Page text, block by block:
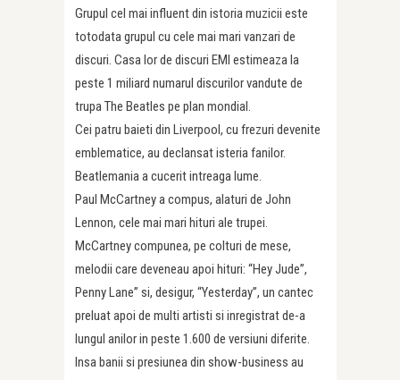
Grupul cel mai influent din istoria muzicii este
totodata grupul cu cele mai mari vanzari de
discuri. Casa lor de discuri EMI estimeaza la
peste 1 miliard numarul discurilor vandute de
trupa The Beatles pe plan mondial.
Cei patru baieti din Liverpool, cu frezuri devenite
emblematice, au declansat isteria fanilor.
Beatlemania a cucerit intreaga lume.
Paul McCartney a compus, alaturi de John
Lennon, cele mai mari hituri ale trupei.
McCartney compunea, pe colturi de mese,
melodii care deveneau apoi hituri: “Hey Jude”,
Penny Lane” si, desigur, “Yesterday”, un cantec
preluat apoi de multi artisti si inregistrat de-a
lungul anilor in peste 1.600 de versiuni diferite.
Insa banii si presiunea din show-business au